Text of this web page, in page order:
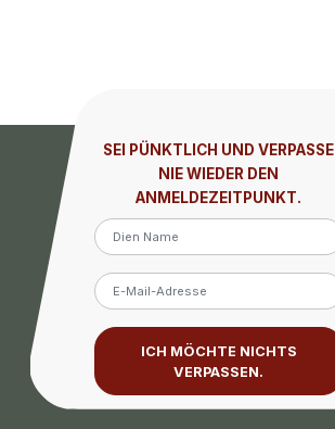
SEI PÜNKTLICH UND VERPASSE
NIE WIEDER DEN
ANMELDEZEITPUNKT.
ICH MÖCHTE NICHTS
VERPASSEN.